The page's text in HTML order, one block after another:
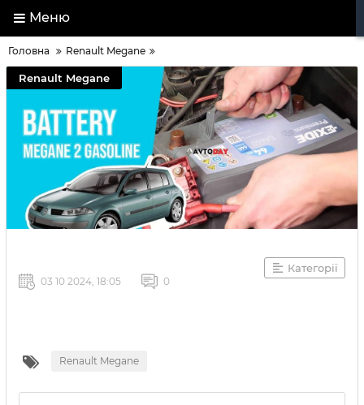
Меню
Головна Renault Megane
Renault Megane
Категорії
03 10 2024, 18:05 0
Renault Megane